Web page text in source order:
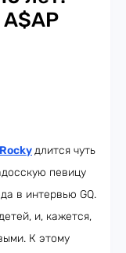
длится чуть
певицу
в интервью GQ.
и, кажется,
К этому